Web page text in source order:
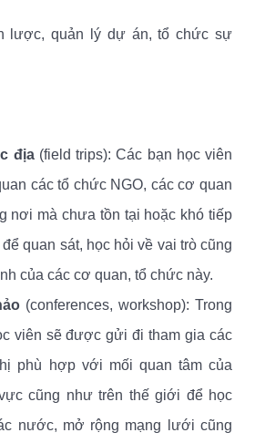
lược, quản lý dự án, tổ chức sự
địa(field trips): Các bạn học viên
các tổ chức NGO, các cơ quan
nơi mà chưa tồn tại hoặc khó tiếp
quan sát, học hỏi về vai trò cũng
của các cơ quan, tổ chức này.
(conferences, workshop): Trong
viên sẽ được gửi đi tham gia các
phù hợp với mối quan tâm của
cũng như trên thế giới để học
nước, mở rộng mạng lưới cũng